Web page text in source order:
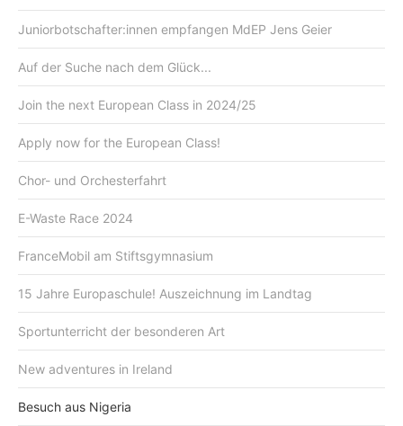
Juniorbotschafter:innen empfangen MdEP Jens Geier
Auf der Suche nach dem Glück...
Join the next European Class in 2024/25
Apply now for the European Class!
Chor- und Orchesterfahrt
E-Waste Race 2024
FranceMobil am Stiftsgymnasium
15 Jahre Europaschule! Auszeichnung im Landtag
Sportunterricht der besonderen Art
New adventures in Ireland
Besuch aus Nigeria